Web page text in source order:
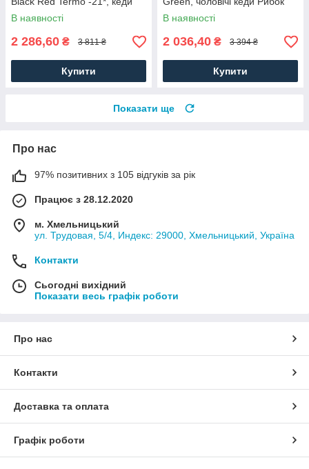
водонепрон. текстиль.
Чоловіче взуття
В наявності
2 286,60 ₴ 3 811 ₴
Купити
замша хакі. Чоловіче взуття
В наявності
2 036,40 ₴ 3 394 ₴
Купити
Показати ще
Про нас
97% позитивних з 105 відгуків за рік
Працює з 28.12.2020
м. Хмельницький
ул. Трудовая, 5/4, Индекс: 29000, Хмельницький, Україна
Контакти
Сьогодні вихідний
Показати весь графік роботи
Про нас
Контакти
Доставка та оплата
Графік роботи